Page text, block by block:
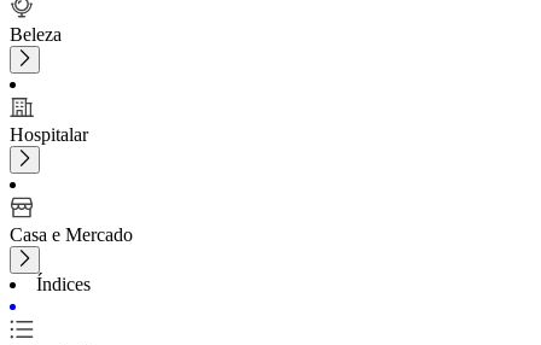
Beleza
Hospitalar
Casa e Mercado
Índices